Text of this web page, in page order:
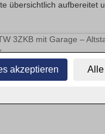
akzeptieren
übersichtlich aufbereitet